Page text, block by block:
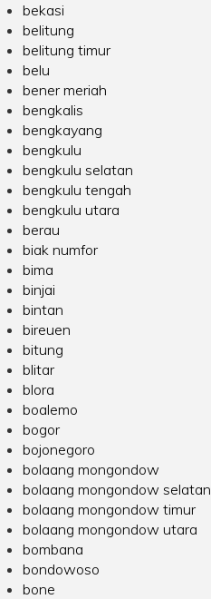
bekasi
belitung
belitung timur
belu
bener meriah
bengkalis
bengkayang
bengkulu
bengkulu selatan
bengkulu tengah
bengkulu utara
berau
biak numfor
bima
binjai
bintan
bireuen
bitung
blitar
blora
boalemo
bogor
bojonegoro
bolaang mongondow
bolaang mongondow selatan
bolaang mongondow timur
bolaang mongondow utara
bombana
bondowoso
bone